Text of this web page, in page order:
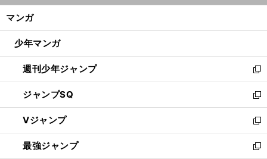
ン
ウ
開
く
マンガ
少年マンガ
週刊少年ジャンプ
新
し
い
ウ
ィ
ン
ド
ジャンプSQ
新
し
い
ウ
ィ
Vジャンプ
新
し
い
最強ジャンプ
新